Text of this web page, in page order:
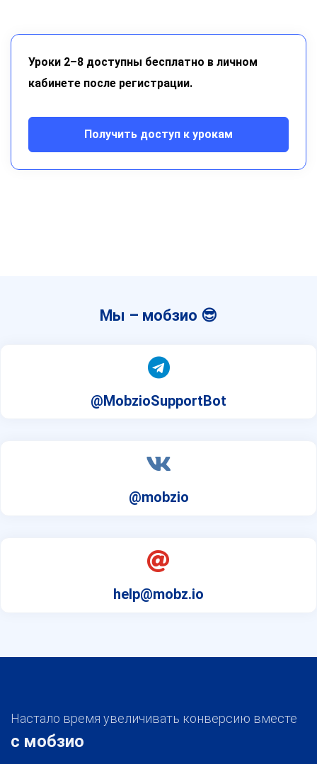
Уроки 2–8 доступны бесплатно в личном
кабинете после регистрации.
Получить доступ к урокам
Мы – мобзио 😎
@MobzioSupportBot
@mobzio
help@mobz.io
Настало время увеличивать конверсию вместе
с мобзио